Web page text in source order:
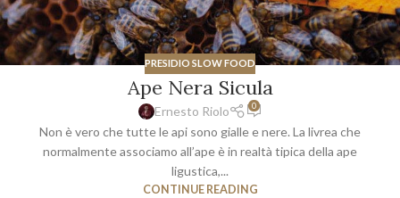
PRESIDIO SLOW FOOD
Ape Nera Sicula
Ernesto Riolo 0
Non è vero che tutte le api sono gialle e nere. La livrea che
normalmente associamo all’ape è in realtà tipica della ape
ligustica,...
CONTINUE READING